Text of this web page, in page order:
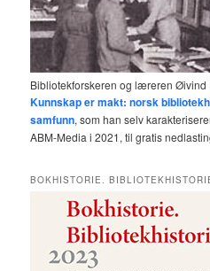
Bibliotekforskeren og læreren Øivind
Kunnskap er makt: norsk
samfunn, som han selv
ABM-Media i 2021, til gratis
BOKHISTORIE.